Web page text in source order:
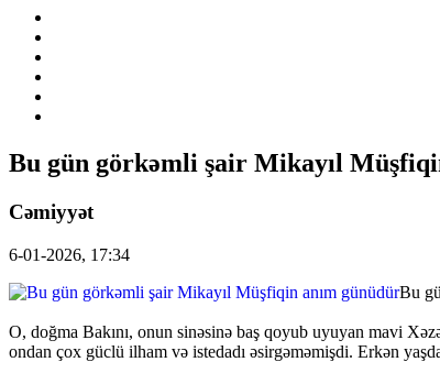
Bu gün görkəmli şair Mikayıl
Cəmiyyət
6-01-2026, 17:34
Bu
O, doğma Bakını, onun sinəsinə baş qoyub uyuyan mavi
ondan çox güclü ilham və istedadı əsirgəməmişdi. Erkən